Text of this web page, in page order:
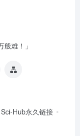
般难！」
Sci-Hub永久链接